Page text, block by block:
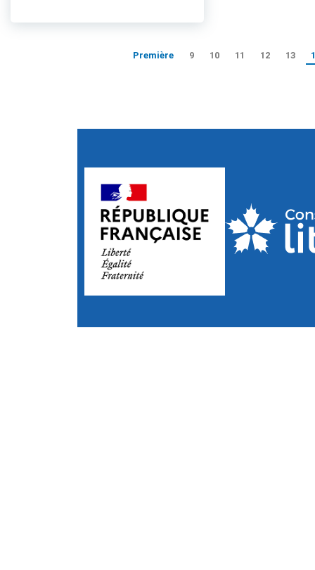
Première 9 10 11 12 13